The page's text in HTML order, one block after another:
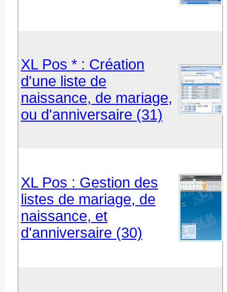
XL Pos * : Création
d'une liste de
naissance, de mariage,
ou d'anniversaire (31)
XL Pos : Gestion des
listes de mariage, de
naissance, et
d'anniversaire (30)